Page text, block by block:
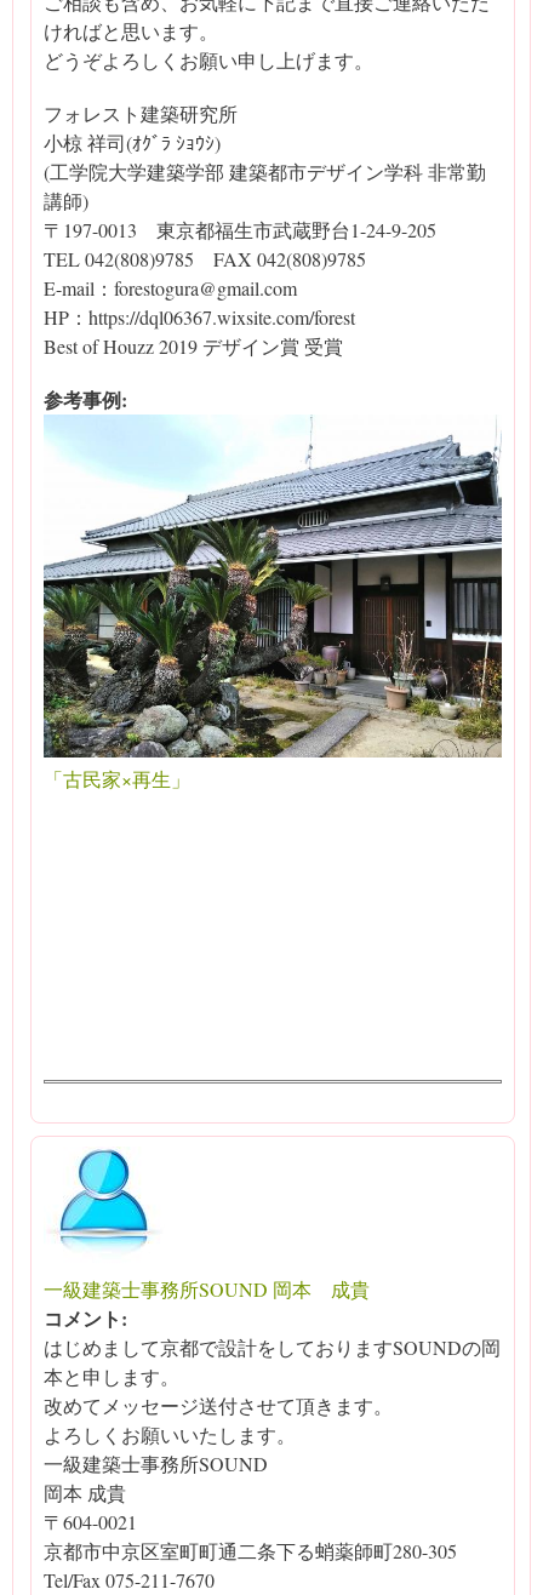
ければと思います。
どうぞよろしくお願い申し上げます。
フォレスト建築研究所
小椋 祥司(ｵｸﾞﾗ ｼｮｳｼ)
(工学院大学建築学部 建築都市デザイン学科 非常勤
講師)
〒197-0013 東京都福生市武蔵野台1-24-9-205
TEL 042(808)9785 FAX 042(808)9785
E-mail：forestogura@gmail.com
HP：https://dql06367.wixsite.com/forest
Best of Houzz 2019 デザイン賞 受賞
参考事例:
「古民家×再生」
一級建築士事務所SOUND 岡本 成貴
コメント:
はじめまして京都で設計をしておりますSOUNDの岡
本と申します。
改めてメッセージ送付させて頂きます。
よろしくお願いいたします。
一級建築士事務所SOUND
岡本 成貴
〒604-0021
京都市中京区室町町通二条下る蛸薬師町280-305
Tel/Fax 075-211-7670